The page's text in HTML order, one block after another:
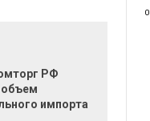
РФ
объем
импорта